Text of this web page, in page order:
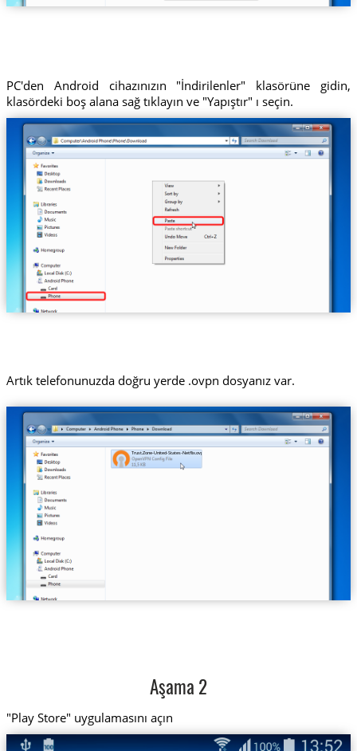
PC'den Android cihazınızın "İndirilenler" klasörüne gidin,
klasördeki boş alana sağ tıklayın ve "Yapıştır" ı seçin.
Artık telefonunuzda doğru yerde .ovpn dosyanız var.
Trust.Zone-United-States-Netflix.ovpn
Aşama 2
"Play Store" uygulamasını açın